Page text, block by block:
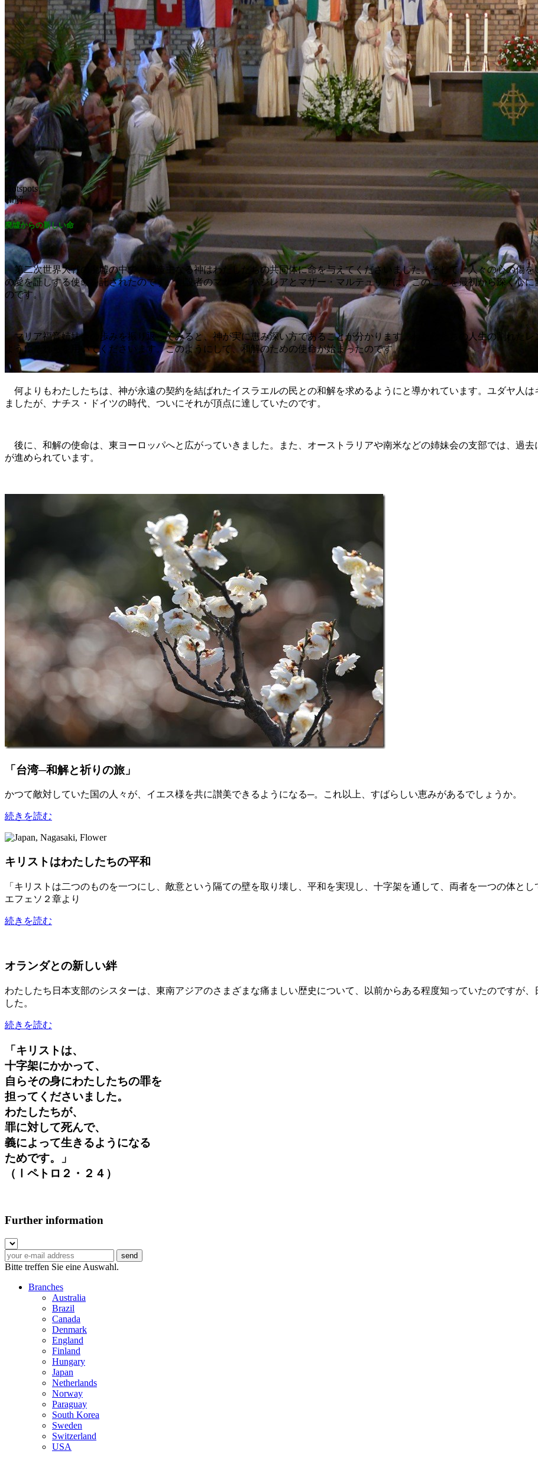
Hotspots
和解
廃墟からの新しい命
第二次世界大戦の廃墟の中で、創造主なる神はわたしたちの共同体に命を与えてくださいました。そして、人々の心の傷
の愛を証しする使命を託されたのです。創設者のマザー・バジレアとマザー・マルテュリアは、このことを最初から深く心
のです。
マリア福音姉妹会の歩みを振り返ってみると、神が実に恵み深い方であることが分かります。わたしたちの人生の割れた
ようにそれらを用いてくださいます。このようにして、和解のための使命が始まったのです。
何よりもわたしたちは、神が永遠の契約を結ばれたイスラエルの民との和解を求めるようにと導かれています。ユダヤ人
ましたが、ナチス・ドイツの時代、ついにそれが頂点に達していたのです。
後に、和解の使命は、東ヨーロッパへと広がっていきました。また、オーストラリアや南米などの姉妹会の支部では、過
が進められています。
「台湾─和解と祈りの旅」
かつて敵対していた国の人々が、イエス様を共に讃美できるようになる─。これ以上、すばらしい恵みがあるでしょうか。
続きを読む
キリストはわたしたちの平和
「キリストは二つのものを一つにし、敵意という隔ての壁を取り壊し、平和を実現し、十字架を通して、両者を一つの体と
エフェソ２章より
続きを読む
オランダとの新しい絆
わたしたち日本支部のシスターは、東南アジアのさまざまな痛ましい歴史について、以前からある程度知っていたのですが
した。
続きを読む
「キリストは、
十字架にかかって、
自らその身にわたしたちの罪を
担ってくださいました。
わたしたちが、
罪に対して死んで、
義によって生きるようになる
ためです。」
（Ⅰペトロ２・２４）
Further information
Bitte treffen Sie eine Auswahl.
Branches
Australia
Brazil
Canada
Denmark
England
Finland
Hungary
Japan
Netherlands
Norway
Paraguay
South Korea
Sweden
Switzerland
USA